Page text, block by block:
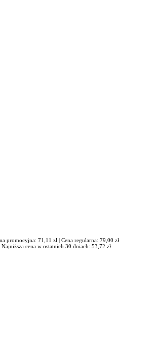
- otwiera się w nowym oknie
promocyjna: 71,11 zł | Cena regularna: 79,00 zł
Najniższa cena w ostatnich 30 dniach: 53,72 zł